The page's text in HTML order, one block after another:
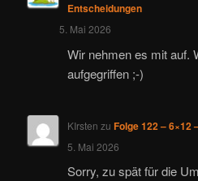
Entscheidungen
5. Mai 2026
Wir nehmen es mit auf.
aufgegriffen ;-)
KIrsten zu Folge 122 – 6×12
5. Mai 2026
Sorry, zu spät für die